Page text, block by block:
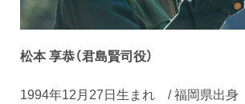
松本 享恭（君島賢司役）
1994年12月27日生まれ / 福岡県出身